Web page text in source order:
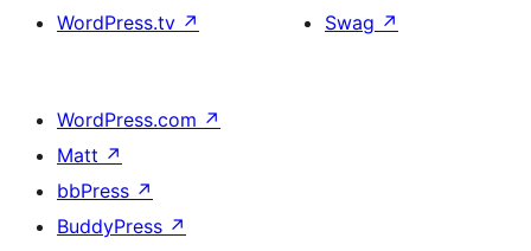
WordPress.tv ↗
Swag ↗
WordPress.com ↗
Matt ↗
bbPress ↗
BuddyPress ↗